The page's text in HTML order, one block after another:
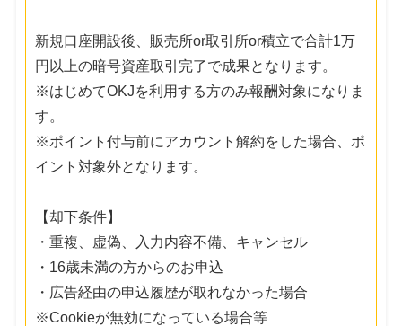
新規口座開設後、販売所or取引所or積立で合計1万
円以上の暗号資産取引完了で成果となります。
※はじめてOKJを利用する方のみ報酬対象になりま
す。
※ポイント付与前にアカウント解約をした場合、ポ
イント対象外となります。
【却下条件】
・重複、虚偽、入力内容不備、キャンセル
・16歳未満の方からのお申込
・広告経由の申込履歴が取れなかった場合
※Cookieが無効になっている場合等